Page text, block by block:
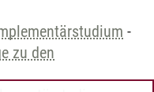
-
zu den